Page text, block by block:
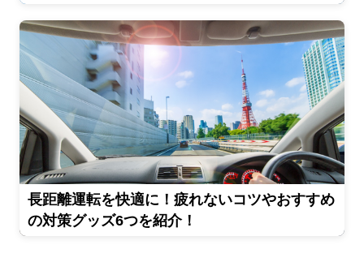
長距離運転を快適に！疲れないコツやおすすめ
の対策グッズ6つを紹介！